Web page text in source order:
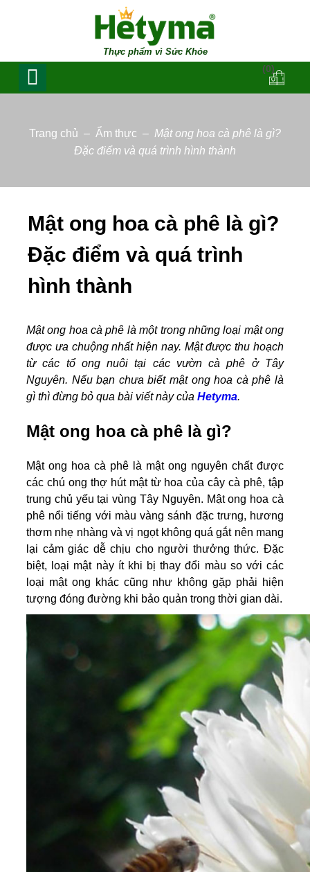
Thực phẩm vì Sức Khỏe
(0)
Trang chủ – Ẩm thực – Mật ong hoa cà phê là gì?
Đặc điểm và quá trình hình thành
Mật ong hoa cà phê là gì?
Đặc điểm và quá trình
hình thành
Mật ong hoa cà phê là một trong những loại mật ong
được ưa chuộng nhất hiện nay. Mật được thu hoạch
từ các tổ ong nuôi tại các vườn cà phê ở Tây
Nguyên. Nếu bạn chưa biết mật ong hoa cà phê là
gì thì đừng bỏ qua bài viết này của Hetyma.
Mật ong hoa cà phê là gì?
Mật ong hoa cà phê là mật ong nguyên chất được
các chú ong thợ hút mật từ hoa của cây cà phê, tập
trung chủ yếu tại vùng Tây Nguyên. Mật ong hoa cà
phê nổi tiếng với màu vàng sánh đặc trưng, hương
thơm nhẹ nhàng và vị ngọt không quá gắt nên mang
lại cảm giác dễ chịu cho người thưởng thức. Đặc
biệt, loại mật này ít khi bị thay đổi màu so với các
loại mật ong khác cũng như không gặp phải hiện
tượng đóng đường khi bảo quản trong thời gian dài.